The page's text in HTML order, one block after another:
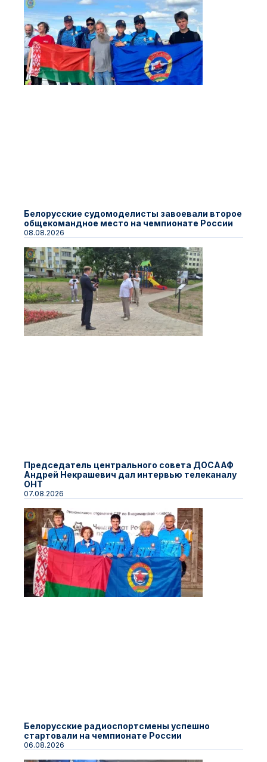
Белорусские судомоделисты завоевали второе
общекомандное место на чемпионате России
08.08.2026
Председатель центрального совета ДОСААФ
Андрей Некрашевич дал интервью телеканалу
ОНТ
07.08.2026
Белорусские радиоспортсмены успешно
стартовали на чемпионате России
06.08.2026